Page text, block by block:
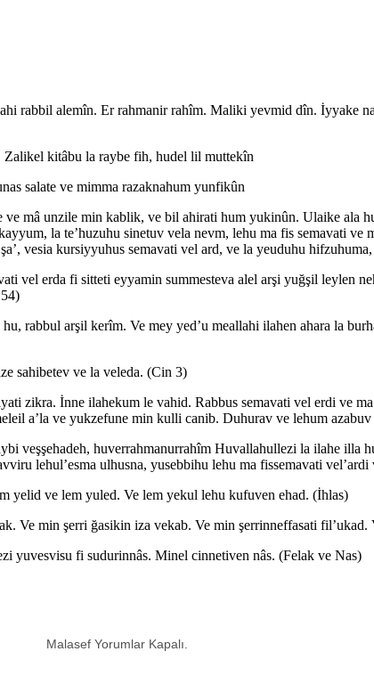
rabbil alemîn. Er rahmanir rahîm. Maliki yevmid dîn. İyyake
kitâbu la raybe fih, hudel lil muttekîn
salate ve mimma razaknahum yunfikûn
ve mâ unzile min kablik, ve bil ahirati hum yukinûn. Ulaike
la te’huzuhu sinetuv vela nevm, lehu ma fis semavati
vesia kursiyyuhus semavati vel ard, ve la yeuduhu
vel erda fi sitteti eyyamin summesteva alel arşi yuğşil leylen
rabbul arşil kerîm. Ve mey yed’u meallahi ilahen ahara la
sahibetev ve la veleda. (Cin 3)
zikra. İnne ilahekum le vahid. Rabbus semavati vel erdi ve
a’la ve yukzefune min kulli canib. Duhurav ve lehum
veşşehadeh, huverrahmanurrahîm Huvallahullezi la ilahe illa
lehul’esma ulhusna, yusebbihu lehu ma fissemavati
yelid ve lem yuled. Ve lem yekul lehu kufuven ehad. (İhlas)
Ve min şerri ğasikin iza vekab. Ve min şerrinneffasati
yuvesvisu fi sudurinnâs. Minel cinnetiven nâs. (Felak ve Nas)
Malasef Yorumlar Kapalı.